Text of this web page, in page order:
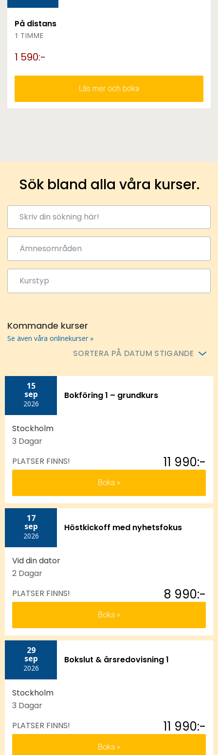
På distans
1 TIMME
1 590:-
Läs mer och boka
Sök bland alla våra kurser.
Kommande kurser
Se även våra onlinekurser »
SORTERA PÅ DATUM STIGANDE
15
sep
2026
Bokföring 1 – grundkurs
Stockholm
3 Dagar
11 990:-
PLATSER FINNS!
Boka
17
sep
2026
Höstkickoff med nyhetsfokus
Vid din dator
2 Dagar
8 990:-
PLATSER FINNS!
Boka
29
sep
2026
Bokslut & årsredovisning 1
Stockholm
3 Dagar
11 990:-
PLATSER FINNS!
Boka